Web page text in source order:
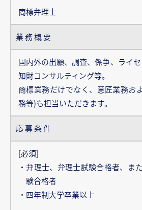
商標弁理士
業務概要
国内外の出願、調査、係争、ライセ
知財コンサルティング等。
商標業務だけでなく、意匠業務お
務等)も担当いただきます。
応募条件
[必須]
・弁理士、弁理士試験合格者、ま
験合格者
・四年制大学卒業以上